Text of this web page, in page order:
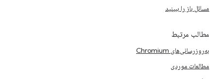
مسائل باز را ببینید
مطالب مرتبط
به‌روزرسانی‌های Chromium
مطالعات موردی